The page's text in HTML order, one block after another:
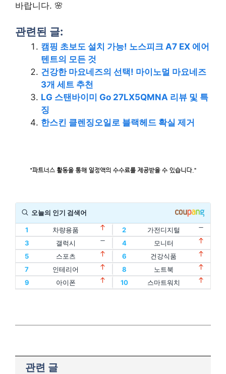
바랍니다. 🌸
관련된 글:
캠핑 초보도 설치 가능! 노스피크 A7 EX 에어
텐트의 모든 것
건강한 마요네즈의 선택! 마이노멀 마요네즈
3개 세트 추천
LG 스탠바이미 Go 27LX5QMNA 리뷰 및 특
징
한스킨 클렌징오일로 블랙헤드 확실 제거
오늘의 인기 검색어
1
차량용품
11
할인
1
차량용품
11
할인
2
가전디지털
12
디지털기기
2
가전디지털
12
디지털기기
3
갤럭시
13
인텔
3
갤럭시
13
인텔
4
모니터
14
oled
4
모니터
14
oled
5
스포츠
15
홈트
5
스포츠
15
홈트
6
건강식품
16
아이패드
6
건강식품
16
아이패드
7
인테리어
17
에어팟
7
인테리어
8
노트북
18
맥북
8
노트북
9
아이폰
19
폴드
10
스마트워치
20
플립
관련 글